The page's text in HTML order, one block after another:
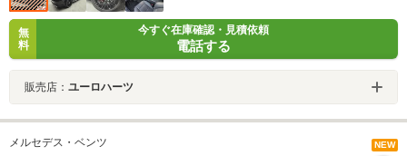
無
料
今すぐ在庫確認・見積依頼
電話する
販売店： ユーロハーツ
メルセデス・ベンツ NEW